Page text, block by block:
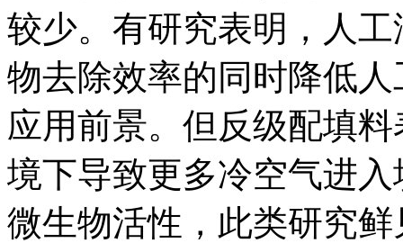
较少。有研究表明，人
物去除效率的同时降低
应用前景。但反级配填
境下导致更多冷空气进
微生物活性，此类研究